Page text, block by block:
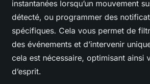
instantanées lorsqu’un mouvement
détecté, ou programmer des
spécifiques. Cela vous permet de
des événements et d’intervenir
cela est nécessaire, optimisant ainsi
d’esprit.